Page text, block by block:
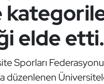
elde etti.
Sporları
düzenlenen